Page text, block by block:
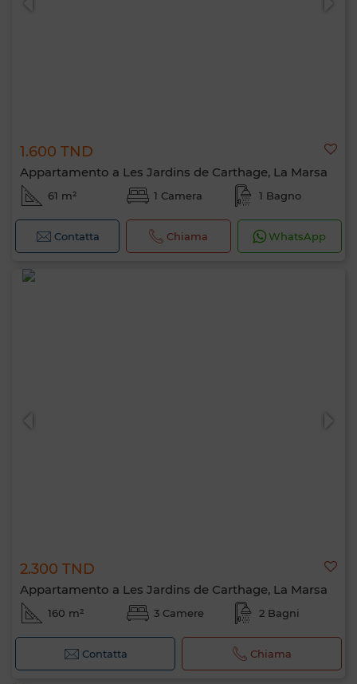
1.600 TND
Appartamento a Les Jardins de Carthage, La Marsa
61 m² 1 Camera 1 Bagno
Contatta Chiama WhatsApp
2.300 TND
Appartamento a Les Jardins de Carthage, La Marsa
160 m² 3 Camere 2 Bagni
Contatta Chiama